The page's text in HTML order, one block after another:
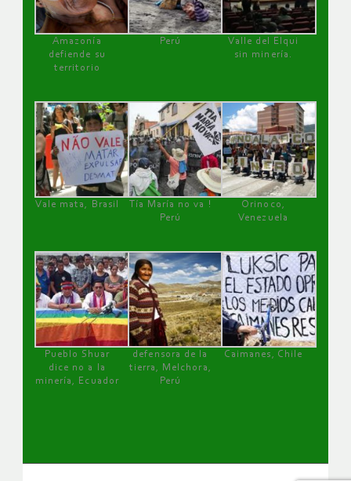
Amazonía
defiende su
territorio
Perú
Valle del Elqui
sin minería.
Vale mata, Brasil
Tía María no va !
Perú
Orinoco,
Venezuela
Pueblo Shuar
dice no a la
minería, Ecuador
defensora de la
tierra, Melchora,
Perú
Caimanes, Chile